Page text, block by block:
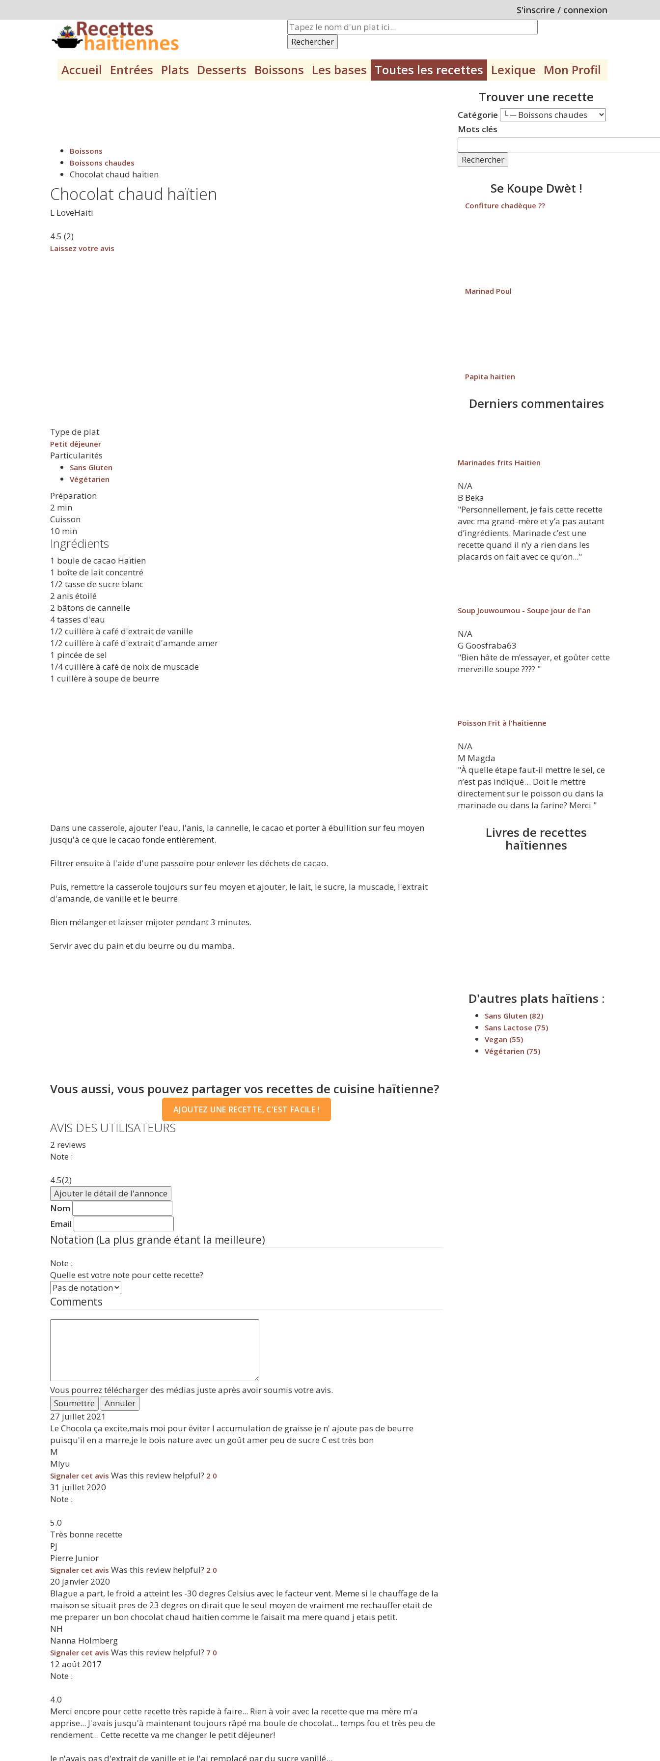
S'inscrire / connexion
Rechercher
Accueil Entrées Plats Desserts Boissons Les bases Toutes les recettes Lexique Mon Profil
Boissons
Boissons chaudes
Chocolat chaud haïtien
Chocolat chaud haïtien
L LoveHaiti
4.5 (2)
Laissez votre avis
Type de plat
Petit déjeuner
Particularités
Sans Gluten
Végétarien
Préparation
2 min
Cuisson
10 min
Ingrédients
1 boule de cacao Haïtien
1 boîte de lait concentré
1/2 tasse de sucre blanc
2 anis étoilé
2 bâtons de cannelle
4 tasses d'eau
1/2 cuillère à café d'extrait de vanille
1/2 cuillère à café d'extrait d'amande amer
1 pincée de sel
1/4 cuillère à café de noix de muscade
1 cuillère à soupe de beurre
Dans une casserole, ajouter l'eau, l'anis, la cannelle, le cacao et porter à ébullition sur feu moyen
jusqu'à ce que le cacao fonde entièrement.
Filtrer ensuite à l'aide d'une passoire pour enlever les déchets de cacao.
Puis, remettre la casserole toujours sur feu moyen et ajouter, le lait, le sucre, la muscade, l'extrait
d'amande, de vanille et le beurre.
Bien mélanger et laisser mijoter pendant 3 minutes.
Servir avec du pain et du beurre ou du mamba.
Vous aussi, vous pouvez partager vos recettes de cuisine haïtienne?
AJOUTEZ UNE RECETTE, C'EST FACILE !
AVIS DES UTILISATEURS
2 reviews
Note :
4.5(2)
Ajouter le détail de l'annonce
Nom
Email
Notation (La plus grande étant la meilleure)
Note :
Quelle est votre note pour cette recette?
Comments
Vous pourrez télécharger des médias juste après avoir soumis votre avis.
Soumettre
Annuler
27 juillet 2021
Le Chocola ça excite,mais moi pour éviter l accumulation de graisse je n' ajoute pas de beurre
puisqu'il en a marre,je le bois nature avec un goût amer peu de sucre C est très bon
M
Miyu
Signaler cet avis Was this review helpful? 2 0
31 juillet 2020
Note :
5.0
Très bonne recette
PJ
Pierre Junior
Signaler cet avis Was this review helpful? 2 0
20 janvier 2020
Blague a part, le froid a atteint les -30 degres Celsius avec le facteur vent. Meme si le chauffage de la
maison se situait pres de 23 degres on dirait que le seul moyen de vraiment me rechauffer etait de
me preparer un bon chocolat chaud haitien comme le faisait ma mere quand j etais petit.
NH
Nanna Holmberg
Signaler cet avis Was this review helpful? 7 0
12 août 2017
Note :
4.0
Merci encore pour cette recette très rapide à faire... Rien à voir avec la recette que ma mère m'a
apprise... J'avais jusqu'à maintenant toujours râpé ma boule de chocolat... temps fou et très peu de
rendement... Cette recette va me changer le petit déjeuner!
Je n'avais pas d'extrait de vanille et je l'ai remplacé par du sucre vanillé...
Trouver une recette
Catégorie
Mots clés
Rechercher
Se Koupe Dwèt !
Confiture chadèque ??
Marinad Poul
Papita haitien
Derniers commentaires
Marinades frits Haitien
N/A
B Beka
"Personnellement, je fais cette recette
avec ma grand-mère et y’a pas autant
d’ingrédients. Marinade c’est une
recette quand il n’y a rien dans les
placards on fait avec ce qu’on..."
Soup Jouwoumou - Soupe jour de l'an
N/A
G Goosfraba63
"Bien hâte de m’essayer, et goûter cette
merveille soupe ???? "
Poisson Frit à l'haitienne
N/A
M Magda
"À quelle étape faut-il mettre le sel, ce
n’est pas indiqué… Doit le mettre
directement sur le poisson ou dans la
marinade ou dans la farine? Merci "
Livres de recettes
haïtiennes
D'autres plats haïtiens :
Sans Gluten (82)
Sans Lactose (75)
Vegan (55)
Végétarien (75)